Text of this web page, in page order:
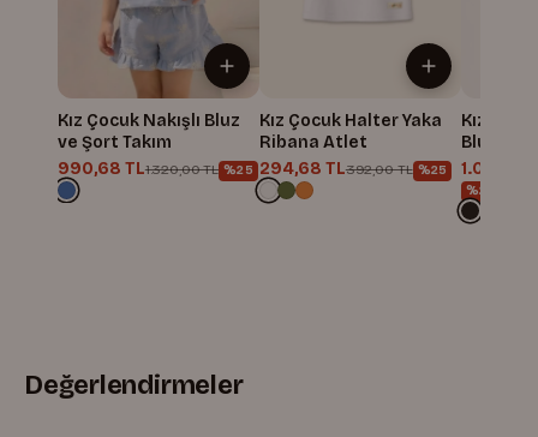
Kız Çocuk Nakışlı Bluz
ve Şort Takım
990,68 TL1.320,00 TL %25
Kız Çocuk Halter Yaka
Ribana Atlet
294,68 TL392,00 TL %25
Kız
Bluz ve
1.056,68
%25
Değerlendirmeler